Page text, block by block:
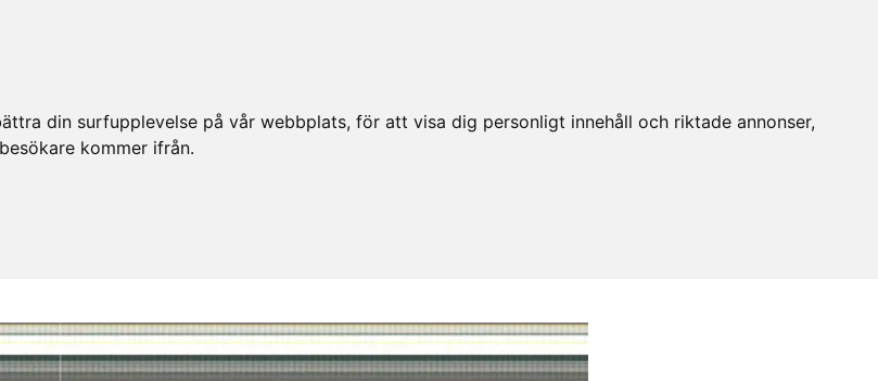
din surfupplevelse på vår webbplats, för att visa dig personligt innehåll och riktade annonser,
kommer ifrån.